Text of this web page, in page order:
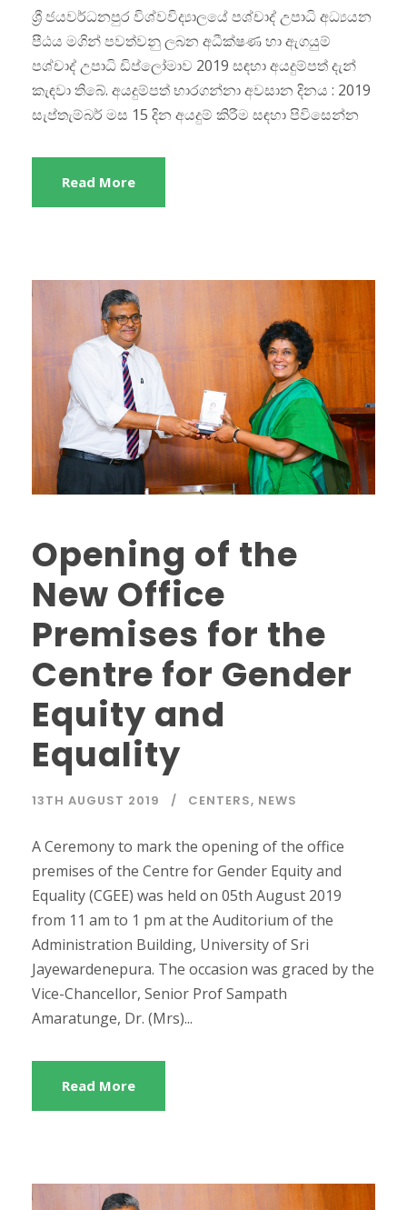
ශ්‍රී ජයවර්ධනපුර විශ්වවිද්‍යාලයේ පශ්චාද් උපාධි අධ්‍යයන
පීඨය මගින් පවත්වනු ලබන අධීක්ෂණ හා ඇගයුම්
පශ්චාද් උපාධි ඩිප්ලෝමාව 2019 සඳහා අයදුම්පත් දැන්
කැඳවා තිබේ. අයදුම්පත් භාරගන්නා අවසාන දිනය : 2019
සැප්තැම්බර් මස 15 දින අයදුම් කිරීම සඳහා පිවිසෙන්න
Read More
Opening of the
New Office
Premises for the
Centre for Gender
Equity and
Equality
13TH AUGUST 2019 CENTERS, NEWS
A Ceremony to mark the opening of the office
premises of the Centre for Gender Equity and
Equality (CGEE) was held on 05th August 2019
from 11 am to 1 pm at the Auditorium of the
Administration Building, University of Sri
Jayewardenepura. The occasion was graced by the
Vice-Chancellor, Senior Prof Sampath
Amaratunge, Dr. (Mrs)...
Read More